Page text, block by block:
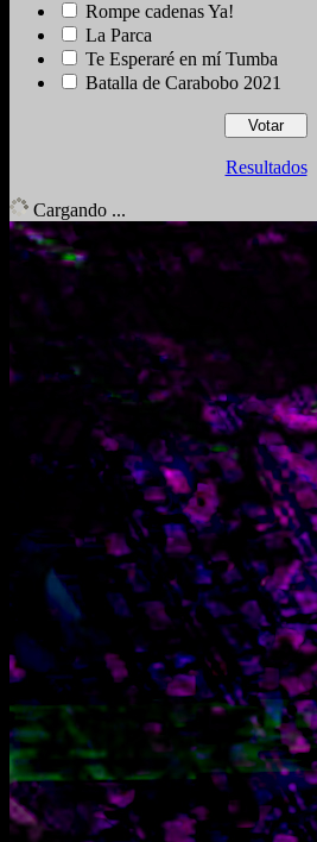
Rompe cadenas Ya!
La Parca
Te Esperaré en mí Tumba
Batalla de Carabobo 2021
Resultados
Cargando ...